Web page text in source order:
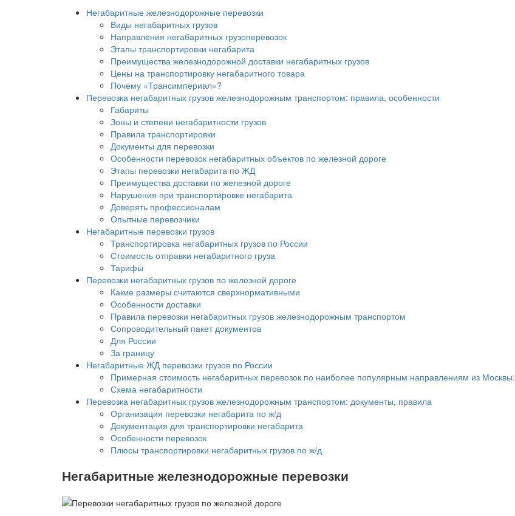
Негабаритные железнодорожные перевозки
Виды негабаритных грузов
Направления негабаритных грузоперевозок
Этапы транспортировки негабарита
Преимущества железнодорожной доставки негабаритных грузов
Цены на транспортировку негабаритного товара
Почему «Трансимпериал»?
Перевозка негабаритных грузов железнодорожным транспортом: правила, особенности
Габариты
Зоны и степени негабаритности грузов
Правила транспортировки
Документы для перевозки
Особенности перевозок негабаритных объектов по железной дороге
Этапы перевозки негабарита по ЖД
Преимущества доставки по железной дороге
Нарушения при транспортировке негабарита
Доверять профессионалам
Опытные перевозчики
Негабаритные перевозки грузов
Транспортировка негабаритных грузов по России
Стоимость отправки негабаритного груза
Тарифы
Перевозки негабаритных грузов по железной дороге
Какие размеры считаются сверхнормативными
Особенности доставки
Правила перевозки негабаритных грузов железнодорожным транспортом
Сопроводительный пакет документов
Для России
За границу
Негабаритные ЖД перевозки грузов по России
Примерная стоимость негабаритных перевозок по наиболее популярным направлениям из Москвы:
Схема негабаритности
Перевозка негабаритных грузов железнодорожным транспортом: документы, правила
Организация перевозки негабарита по ж/д
Документация для транспортировки негабарита
Особенности перевозок
Плюсы транспортировки негабаритных грузов по ж/д
Негабаритные железнодорожные перевозки